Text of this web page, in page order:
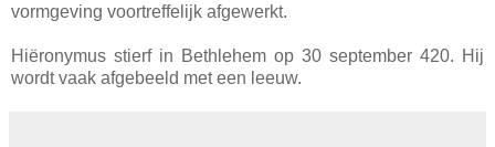
vormgeving voortreffelijk afgewerkt.
Hiëronymus stierf in Bethlehem op 30 september 420. Hij
wordt vaak afgebeeld met een leeuw.